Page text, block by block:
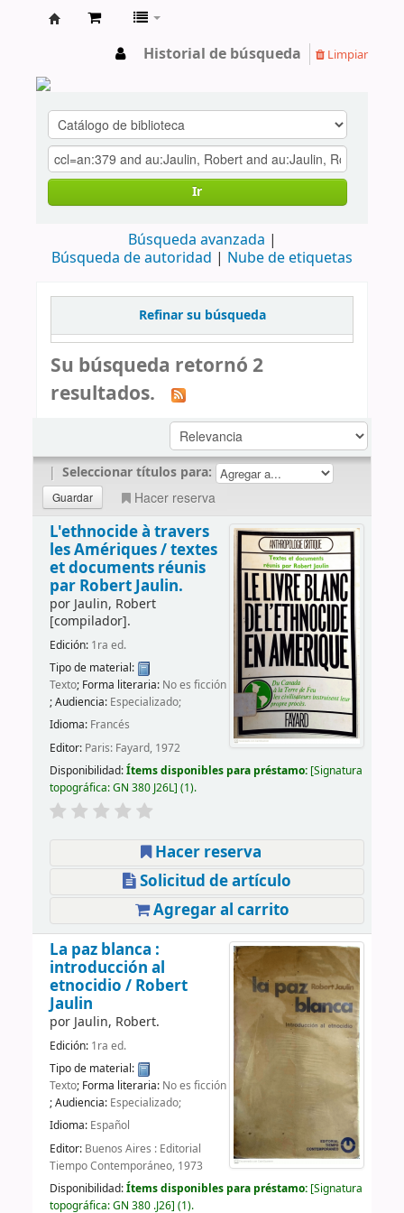
Historial de búsqueda Limpiar
Ir
Búsqueda avanzada
Búsqueda de autoridad
Nube de etiquetas
Refinar su búsqueda
Su búsqueda retornó 2
resultados.
| Seleccionar títulos para:
Hacer reserva
L'ethnocide à travers
les Amériques /textes
et documents réunis
par Robert Jaulin.
por Jaulin, Robert
[compilador].
Edición: 1ra ed.
Tipo de material:
Texto; Forma literaria: No es ficción
; Audiencia: Especializado;
Idioma: Francés
Editor: Paris: Fayard, 1972
Disponibilidad:Ítems disponibles para préstamo: Signatura
topográfica:GN 380 J26L (1).
Hacer reserva
Solicitud de artículo
Agregar al carrito
La paz blanca :
introducción al
etnocidio / Robert
Jaulin
por Jaulin, Robert.
Edición: 1ra ed.
Tipo de material:
Texto; Forma literaria: No es ficción
; Audiencia: Especializado;
Idioma: Español
Editor: Buenos Aires : Editorial
Tiempo Contemporáneo, 1973
Disponibilidad:Ítems disponibles para préstamo: Signatura
topográfica:GN 380 .J26 (1).